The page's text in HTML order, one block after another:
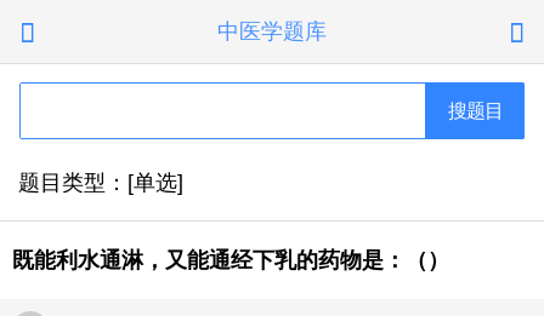
 中医学题库 
搜题目
题目类型：[单选]
既能利水通淋，又能通经下乳的药物是：（）